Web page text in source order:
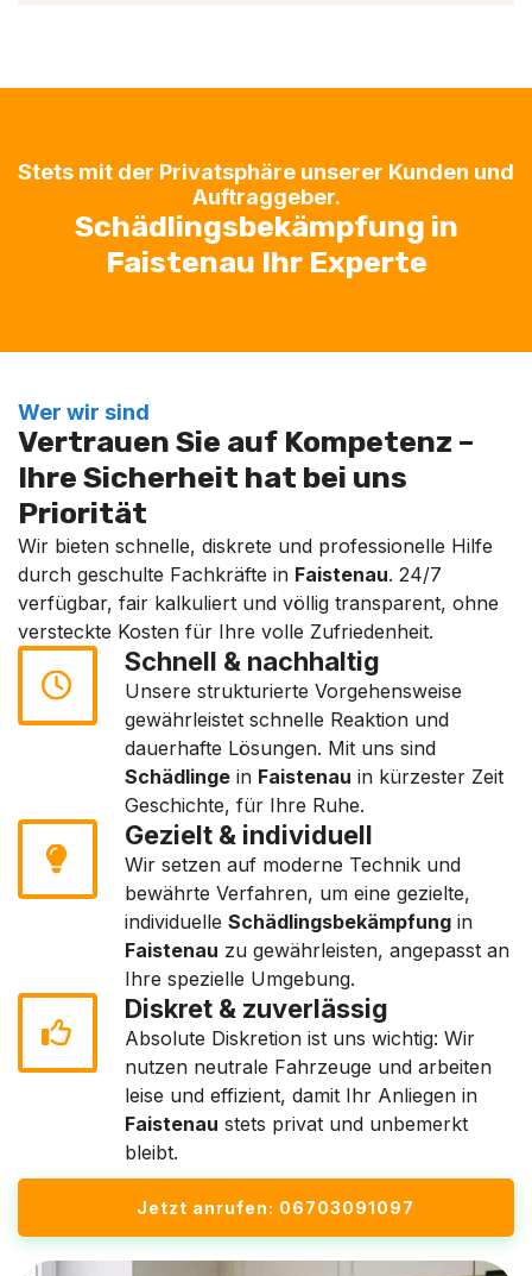
Stets mit der Privatsphäre unserer Kunden und
Auftraggeber.
Schädlingsbekämpfung in
Faistenau Ihr Experte
Wer wir sind
Vertrauen Sie auf Kompetenz –
Ihre Sicherheit hat bei uns
Priorität
Wir bieten schnelle, diskrete und professionelle Hilfe
durch geschulte Fachkräfte in Faistenau. 24/7
verfügbar, fair kalkuliert und völlig transparent, ohne
versteckte Kosten für Ihre volle Zufriedenheit.
Schnell & nachhaltig
Unsere strukturierte Vorgehensweise
gewährleistet schnelle Reaktion und
dauerhafte Lösungen. Mit uns sind
Schädlinge in Faistenau in kürzester Zeit
Geschichte, für Ihre Ruhe.
Gezielt & individuell
Wir setzen auf moderne Technik und
bewährte Verfahren, um eine gezielte,
individuelle Schädlingsbekämpfung in
Faistenau zu gewährleisten, angepasst an
Ihre spezielle Umgebung.
Diskret & zuverlässig
Absolute Diskretion ist uns wichtig: Wir
nutzen neutrale Fahrzeuge und arbeiten
leise und effizient, damit Ihr Anliegen in
Faistenau stets privat und unbemerkt
bleibt.
Jetzt anrufen: 06703091097